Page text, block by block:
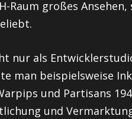
Raum großes
nur als
man beispielsweise
und Partisans
und